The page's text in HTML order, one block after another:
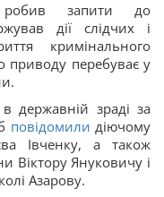
робив запити до
дії слідчих і
кримінального
приводу перебуває у
державній зраді за
повідомили діючому
Івченку, а також
Віктору Януковичу і
Азарову.